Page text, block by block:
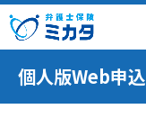
個人版Web申込